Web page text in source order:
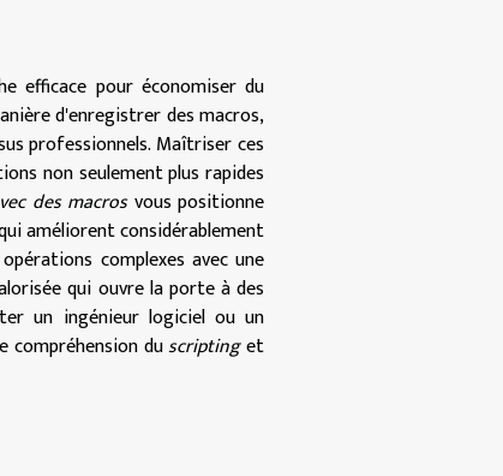
efficace pour économiser du
d'enregistrer des macros,
professionnels. Maîtriser ces
non seulement plus rapides
des macrosvous positionne
améliorent considérablement
complexes avec une
qui ouvre la porte à des
un ingénieur logiciel ou un
compréhension duscriptinget